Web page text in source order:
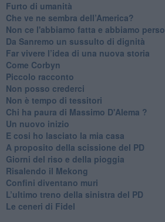
​Furto di umanità
​Che ve ne sembra dell’America?
Non ce l'abbiamo fatta e abbiamo perso
​Da Sanremo un sussulto di dignità
Far vivere l’idea di una nuova storia
Come Corbyn
Piccolo racconto
Non posso crederci
Non è tempo di tessitori
Chi ha paura di Massimo D'Alema ?
Un nuovo inizio
​E cosi ho lasciato la mia casa
A proposito della scissione del PD
​Giorni del riso e della pioggia
Risalendo il Mekong
Confini diventano muri
L’ultimo treno della sinistra del PD
Le ceneri di Fidel